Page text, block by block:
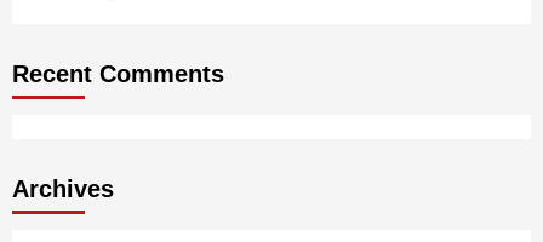
Recent Comments
Archives